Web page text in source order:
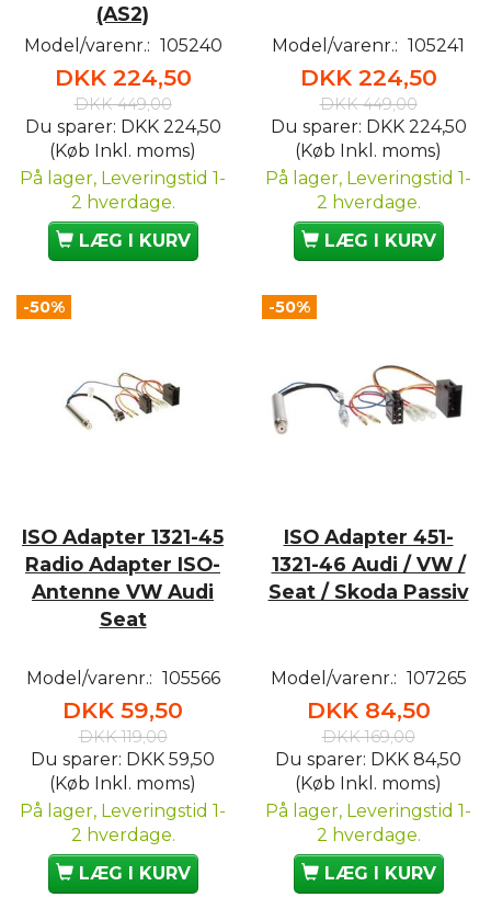
(AS2)
Model/varenr.: 105240
DKK 224,50
DKK 449,00
Du sparer: DKK 224,50
(Køb Inkl. moms)
På lager, Leveringstid 1-
2 hverdage.
LÆG I KURV
Model/varenr.: 105241
DKK 224,50
DKK 449,00
Du sparer: DKK 224,50
(Køb Inkl. moms)
På lager, Leveringstid 1-
2 hverdage.
LÆG I KURV
-50%
ISO Adapter 1321-45
Radio Adapter ISO-
Antenne VW Audi
Seat
Model/varenr.: 105566
DKK 59,50
DKK 119,00
Du sparer: DKK 59,50
(Køb Inkl. moms)
På lager, Leveringstid 1-
2 hverdage.
LÆG I KURV
-50%
ISO Adapter 451-
1321-46 Audi / VW /
Seat / Skoda Passiv
Model/varenr.: 107265
DKK 84,50
DKK 169,00
Du sparer: DKK 84,50
(Køb Inkl. moms)
På lager, Leveringstid 1-
2 hverdage.
LÆG I KURV